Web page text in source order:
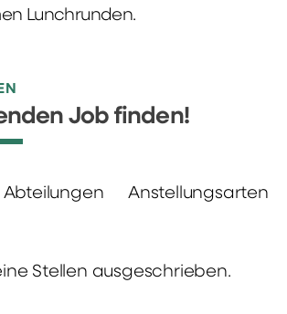
Lunchrunden.
Job finden!
Abteilungen Anstellungsarten
Stellen ausgeschrieben.